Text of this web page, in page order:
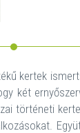
kertek
történeti